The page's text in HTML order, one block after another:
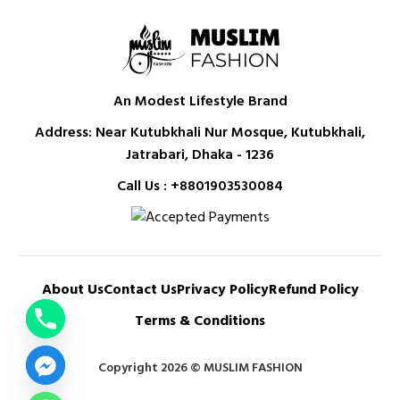
An Modest Lifestyle Brand
Address: Near Kutubkhali Nur Mosque, Kutubkhali,
Jatrabari, Dhaka - 1236
Call Us : +8801903530084
About UsContact UsPrivacy PolicyRefund Policy
Terms & Conditions
Copyright 2026 © MUSLIM FASHION